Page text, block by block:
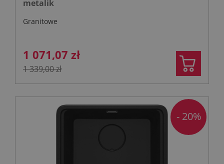
metalik
Granitowe
1 071,07 zł
1 339,00 zł
- 20%